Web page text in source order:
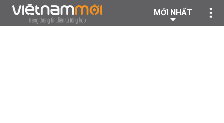
MỚI NHẤT